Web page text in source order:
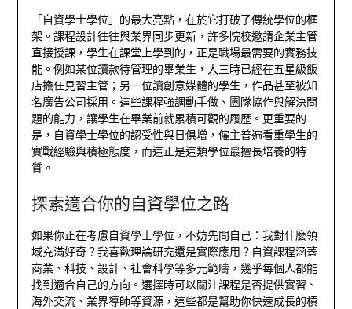
「自資學士學位」的最大亮點，在於它打破了傳統學位的框
架。課程設計往往與業界同步更新，許多院校邀請企業主管
直接授課，學生在課堂上學到的，正是職場最需要的實務技
能。例如某位讀款待管理的畢業生，大三時已經在五星級飯
店擔任見習主管；另一位讀創意媒體的學生，作品甚至被知
名廣告公司採用。這些課程強調動手做、團隊協作與解決問
題的能力，讓學生在畢業前就累積可觀的履歷。更重要的
是，自資學士學位的認受性與日俱增，僱主普遍看重學生的
實戰經驗與積極態度，而這正是這類學位最擅長培養的特
質。
探索適合你的自資學位之路
如果你正在考慮自資學士學位，不妨先問自己：我對什麼領
域充滿好奇？我喜歡理論研究還是實際應用？自資課程涵蓋
商業、科技、設計、社會科學等多元範疇，幾乎每個人都能
找到適合自己的方向。選擇時可以關注課程是否提供實習、
海外交流、業界導師等資源，這些都是幫助你快速成長的槓